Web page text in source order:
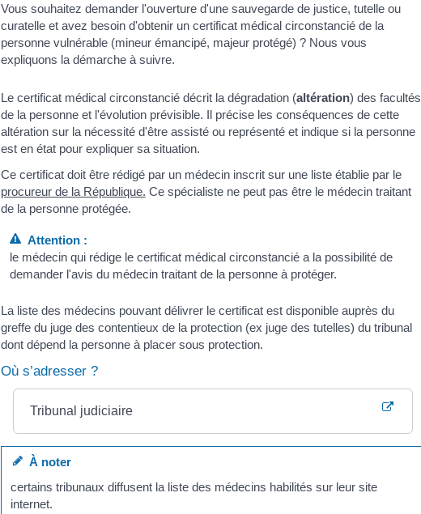
Vous souhaitez demander l'ouverture d'une sauvegarde de justice, tutelle ou
curatelle et avez besoin d'obtenir un certificat médical circonstancié de la
personne vulnérable (mineur émancipé, majeur protégé) ? Nous vous
expliquons la démarche à suivre.
Le certificat médical circonstancié décrit la dégradation (altération) des facultés
de la personne et l'évolution prévisible. Il précise les conséquences de cette
altération sur la nécessité d'être assisté ou représenté et indique si la personne
est en état pour expliquer sa situation.
Ce certificat doit être rédigé par un médecin inscrit sur une liste établie par le
procureur de la République. Ce spécialiste ne peut pas être le médecin traitant
de la personne protégée.
Attention :
le médecin qui rédige le certificat médical circonstancié a la possibilité de
demander l'avis du médecin traitant de la personne à protéger.
La liste des médecins pouvant délivrer le certificat est disponible auprès du
greffe du juge des contentieux de la protection (ex juge des tutelles) du tribunal
dont dépend la personne à placer sous protection.
Où s’adresser ?
Tribunal judiciaire
À noter
certains tribunaux diffusent la liste des médecins habilités sur leur site
internet.